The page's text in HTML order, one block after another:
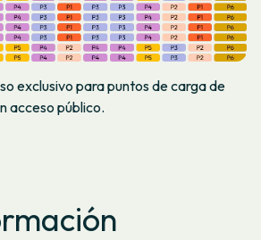
exclusivo para puntos de carga de
acceso público.